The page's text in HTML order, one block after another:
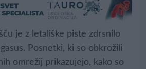
je z letališke piste zdrsnilo
Posnetki, ki so obkrožili
omrežij prikazujejo, kako so